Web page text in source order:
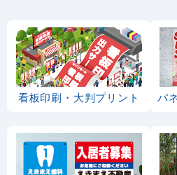
看板印刷・大判プリント